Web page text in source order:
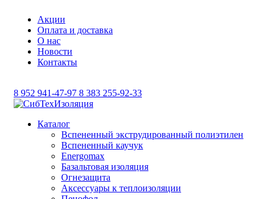
Акции
Оплата и доставка
О нас
Новости
Контакты
8 952 941-47-97 8 383 255-92-33
Каталог
Вспененный экструдированный полиэтилен
Вспененный каучук
Energomax
Базальтовая изоляция
Огнезащита
Аксессуары к теплоизоляции